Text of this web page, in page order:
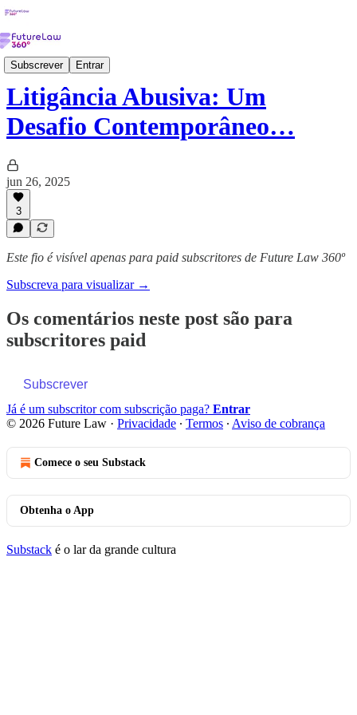
Subscrever Entrar
Estratégicas
Litigância Abusiva: Um
Desafio Contemporâneo…
jun 26, 2025
3
Este fio é visível apenas para paid subscritores de Future Law 360º
Subscreva para visualizar →
Os comentários neste post são para
subscritores paid
Subscrever
Já é um subscritor com subscrição paga? Entrar
© 2026 Future Law · Privacidade ∙ Termos ∙ Aviso de cobrança
Comece o seu Substack
Obtenha o App
Substack é o lar da grande cultura